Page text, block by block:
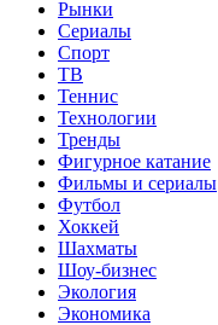
Рынки
Сериалы
Спорт
ТВ
Теннис
Технологии
Тренды
Фигурное катание
Фильмы и сериалы
Футбол
Хоккей
Шахматы
Шоу-бизнес
Экология
Экономика